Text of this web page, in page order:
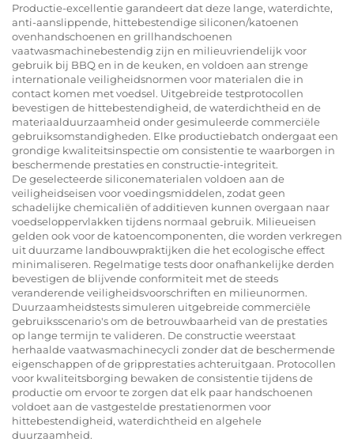
Productie-excellentie garandeert dat deze lange, waterdichte,
anti-aanslippende, hittebestendige siliconen/katoenen
ovenhandschoenen en grillhandschoenen
vaatwasmachinebestendig zijn en milieuvriendelijk voor
gebruik bij BBQ en in de keuken, en voldoen aan strenge
internationale veiligheidsnormen voor materialen die in
contact komen met voedsel. Uitgebreide testprotocollen
bevestigen de hittebestendigheid, de waterdichtheid en de
materiaalduurzaamheid onder gesimuleerde commerciële
gebruiksomstandigheden. Elke productiebatch ondergaat een
grondige kwaliteitsinspectie om consistentie te waarborgen in
beschermende prestaties en constructie-integriteit.
De geselecteerde siliconematerialen voldoen aan de
veiligheidseisen voor voedingsmiddelen, zodat geen
schadelijke chemicaliën of additieven kunnen overgaan naar
voedseloppervlakken tijdens normaal gebruik. Milieueisen
gelden ook voor de katoencomponenten, die worden verkregen
uit duurzame landbouwpraktijken die het ecologische effect
minimaliseren. Regelmatige tests door onafhankelijke derden
bevestigen de blijvende conformiteit met de steeds
veranderende veiligheidsvoorschriften en milieunormen.
Duurzaamheidstests simuleren uitgebreide commerciële
gebruiksscenario's om de betrouwbaarheid van de prestaties
op lange termijn te valideren. De constructie weerstaat
herhaalde vaatwasmachinecycli zonder dat de beschermende
eigenschappen of de gripprestaties achteruitgaan. Protocollen
voor kwaliteitsborging bewaken de consistentie tijdens de
productie om ervoor te zorgen dat elk paar handschoenen
voldoet aan de vastgestelde prestatienormen voor
hittebestendigheid, waterdichtheid en algehele
duurzaamheid.